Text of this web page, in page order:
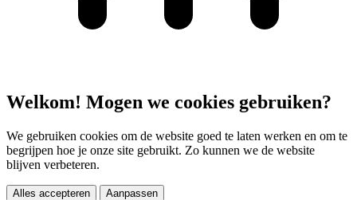
Welkom! Mogen we cookies gebruiken?
We gebruiken cookies om de website goed te laten werken en om te
begrijpen hoe je onze site gebruikt. Zo kunnen we de website
blijven verbeteren.
Alles accepteren Aanpassen